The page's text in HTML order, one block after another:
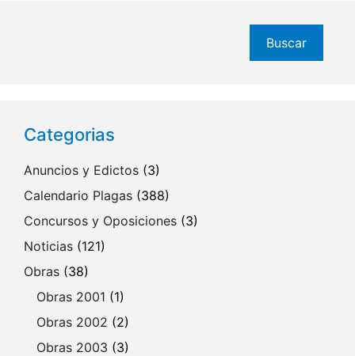
Buscar
Categorias
Anuncios y Edictos (3)
Calendario Plagas (388)
Concursos y Oposiciones (3)
Noticias (121)
Obras (38)
Obras 2001 (1)
Obras 2002 (2)
Obras 2003 (3)